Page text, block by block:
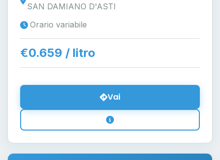
SAN DAMIANO D'ASTI
Orario variabile
€0.659 / litro
Vai